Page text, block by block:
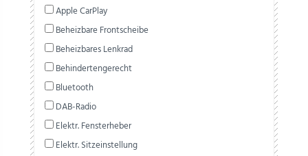
Apple CarPlay
Beheizbare Frontscheibe
Beheizbares Lenkrad
Behindertengerecht
Bluetooth
DAB-Radio
Elektr. Fensterheber
Elektr. Sitzeinstellung